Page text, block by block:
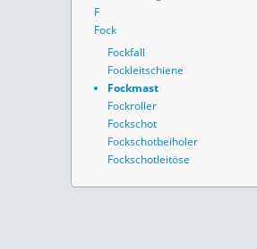
F
Fock
Fockfall
Fockleitschiene
Fockmast
Fockroller
Fockschot
Fockschotbeiholer
Fockschotleitöse